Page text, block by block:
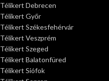
Télikert Debrecen
Télikert Győr
Télikert Székesfehérvár
Télikert Veszprém
Télikert Szeged
Télikert Balatonfüred
Télikert Siófok